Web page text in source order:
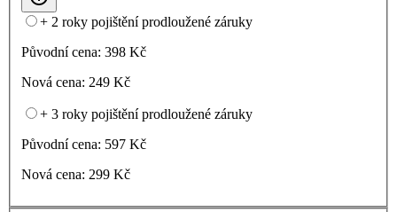
+ 2 roky pojištění prodloužené záruky
Původní cena: 398 Kč
Nová cena: 249 Kč
+ 3 roky pojištění prodloužené záruky
Původní cena: 597 Kč
Nová cena: 299 Kč